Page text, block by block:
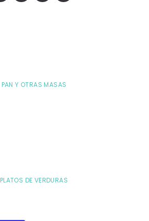
PAN Y OTRAS MASAS
PLATOS DE VERDURAS